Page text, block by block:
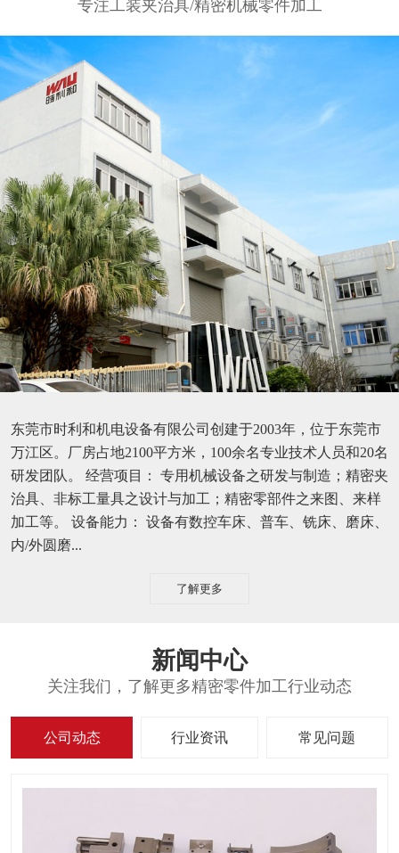
专注工装夹治具/精密机械零件加工
东莞市时利和机电设备有限公司创建于2003年，位于东莞市
万江区。厂房占地2100平方米，100余名专业技术人员和20名
研发团队。 经营项目： 专用机械设备之研发与制造；精密夹
治具、非标工量具之设计与加工；精密零部件之来图、来样
加工等。 设备能力： 设备有数控车床、普车、铣床、磨床、
内/外圆磨...
了解更多
新闻中心
关注我们，了解更多精密零件加工行业动态
公司动态 行业资讯 常见问题